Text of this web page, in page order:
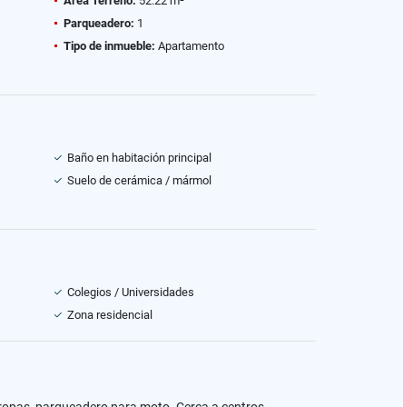
Parqueadero: 1
Tipo de inmueble: Apartamento
Baño en habitación principal
Suelo de cerámica / mármol
Colegios / Universidades
Zona residencial